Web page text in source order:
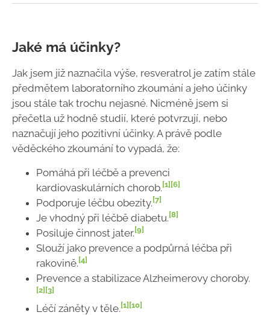
Jaké má účinky?
Jak jsem již naznačila výše, resveratrol je zatím stále
předmětem laboratorního zkoumání a jeho účinky
jsou stále tak trochu nejasné. Nicméně jsem si
přečetla už hodně studií, které potvrzují, nebo
naznačují jeho pozitivní účinky. A právě podle
věděckého zkoumání to vypadá, že:
Pomáhá při léčbě a prevenci
kardiovaskulárních chorob. [1] [6]
Podporuje léčbu obezity. [7]
Je vhodný při léčbě diabetu. [8]
Posiluje činnost jater. [9]
Slouží jako prevence a podpůrná léčba při
rakovině. [4]
Prevence a stabilizace Alzheimerovy choroby.
[2] [3]
Léčí záněty v těle. [1] [10]